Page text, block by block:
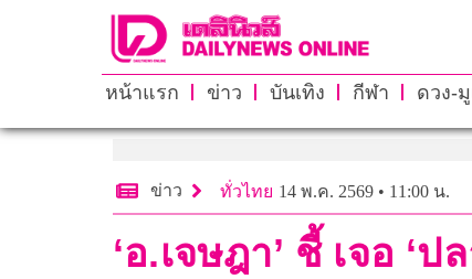
หน้าแรก ข่าว บันเทิง กีฬา ดวง-
ข่าว ทั่วไทย 14 พ.ค. 2569 • 11:00 น.
‘อ.เจษฎา’ ชี้ เจอ